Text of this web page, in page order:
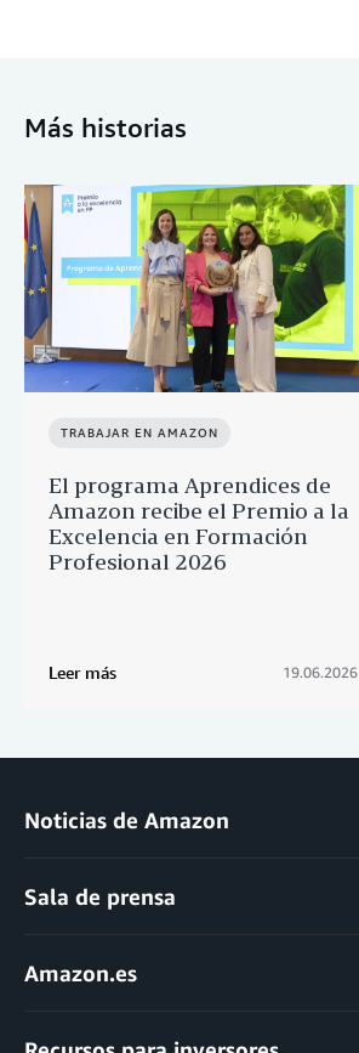
Más historias
TRABAJAR EN AMAZON
El programa Aprendices de
Amazon recibe el Premio a la
Excelencia en Formación
Profesional 2026
Leer más 19.06.2026
Noticias de Amazon
Sala de prensa
Amazon.es